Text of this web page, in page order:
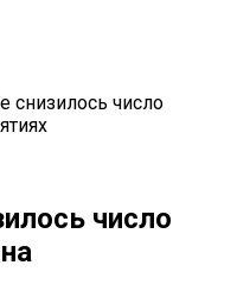
снизилось число
число